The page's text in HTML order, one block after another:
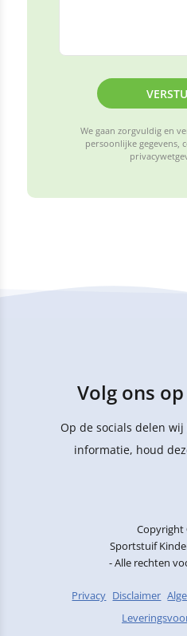
We gaan zorgvuldig en
persoonlijke gegevens,
Volg ons
Op de socials delen
informatie, houd
Copyright
Sportstuif
- Alle rechten
Privacy Disclaimer